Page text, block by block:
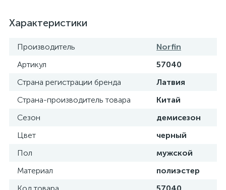
Характеристики
Производитель
Norfin
Артикул
57040
Страна регистрации бренда
Латвия
Страна-производитель товара
Китай
Сезон
демисезон
Цвет
черный
Пол
мужской
Материал
полиэстер